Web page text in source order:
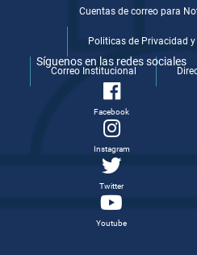
Cuentas de correo para
Politicas de Privacidad
Correo Institucional
Síguenos en las redes sociales
Facebook
Instagram
Twitter
Youtube